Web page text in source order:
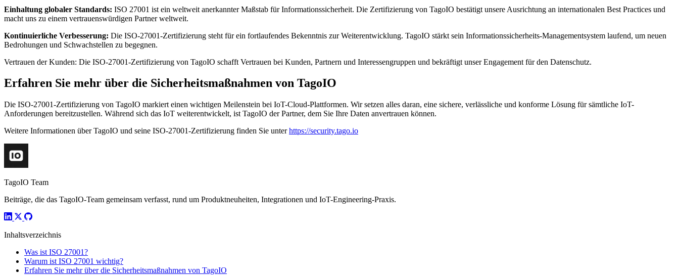
Einhaltung globaler Standards: ISO 27001 ist ein weltweit anerkannter Maßstab für Informationssicherheit. Die Zertifizierung von TagoIO bestätigt unsere Ausrichtung an internationalen Best Practices und
macht uns zu einem vertrauenswürdigen Partner weltweit.
Kontinuierliche Verbesserung: Die ISO-27001-Zertifizierung steht für ein fortlaufendes Bekenntnis zur Weiterentwicklung. TagoIO stärkt sein Informationssicherheits-Managementsystem laufend, um neuen
Bedrohungen und Schwachstellen zu begegnen.
Vertrauen der Kunden: Die ISO-27001-Zertifizierung von TagoIO schafft Vertrauen bei Kunden, Partnern und Interessengruppen und bekräftigt unser Engagement für den Datenschutz.
Erfahren Sie mehr über die Sicherheitsmaßnahmen von TagoIO
Die ISO-27001-Zertifizierung von TagoIO markiert einen wichtigen Meilenstein bei IoT-Cloud-Plattformen. Wir setzen alles daran, eine sichere, verlässliche und konforme Lösung für sämtliche IoT-
Anforderungen bereitzustellen. Während sich das IoT weiterentwickelt, ist TagoIO der Partner, dem Sie Ihre Daten anvertrauen können.
Weitere Informationen über TagoIO und seine ISO-27001-Zertifizierung finden Sie unterhttps://security.tago.io
TagoIO Team
Beiträge, die das TagoIO-Team gemeinsam verfasst, rund um Produktneuheiten, Integrationen und IoT-Engineering-Praxis.
Inhaltsverzeichnis
Was ist ISO 27001?
Warum ist ISO 27001 wichtig?
Erfahren Sie mehr über die Sicherheitsmaßnahmen von TagoIO